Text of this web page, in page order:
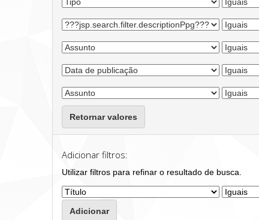
Retornar valores
Adicionar filtros:
Utilizar filtros para refinar o resultado de busca.